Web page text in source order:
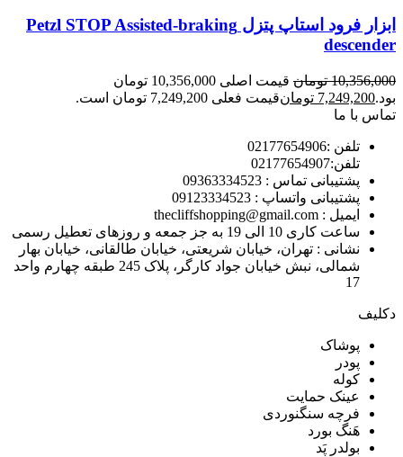
ابزار فرود استاپ پتزل Petzl STOP Assisted-braking
descender
10,356,000 تومان
قیمت اصلی 10,356,000 تومان
بود.7,249,200 تومانقیمت فعلی 7,249,200 تومان است.
تماس با ما
تلفن :02177654906
تلفن:02177654907
پشتیبانی تماس : 09363334523
پشتیبانی واتساپ : 09123334523
ايميل : thecliffshopping@gmail.com
ساعت کاری 10 الی 19 به جز جمعه و روزهای تعطیل رسمی
نشانی : تهران، خیابان شریعتی، خیابان طالقانی، خیابان بهار
شمالی، نبش خیابان جواد کارگر، پلاک 245 طبقه چهارم واحد
17
دکلیف​
پوشاک
پودر
کوله
عینک حمایت
فرچه سنگنوردی
هَنگ بورد
بولدر پَد